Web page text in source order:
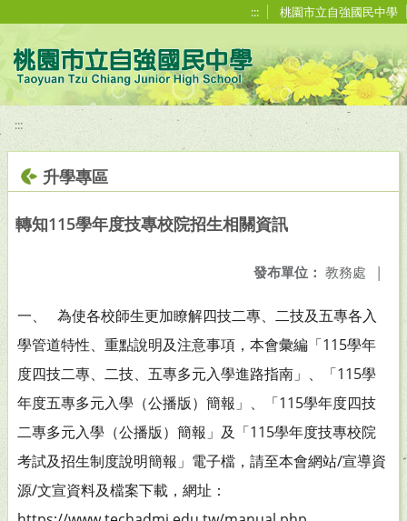
::: 桃園市立自強國民中學
:::
升學專區
轉知115學年度技專校院招生相關資訊
發布單位： 教務處 |
一、 為使各校師生更加瞭解四技二專、二技及五專各入
學管道特性、重點說明及注意事項，本會彙編「115學年
度四技二專、二技、五專多元入學進路指南」、「115學
年度五專多元入學（公播版）簡報」、「115學年度四技
二專多元入學（公播版）簡報」及「115學年度技專校院
考試及招生制度說明簡報」電子檔，請至本會網站/宣導資
源/文宣資料及檔案下載，網址：